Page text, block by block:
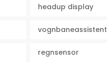
headup display
vognbaneassistent
regnsensor